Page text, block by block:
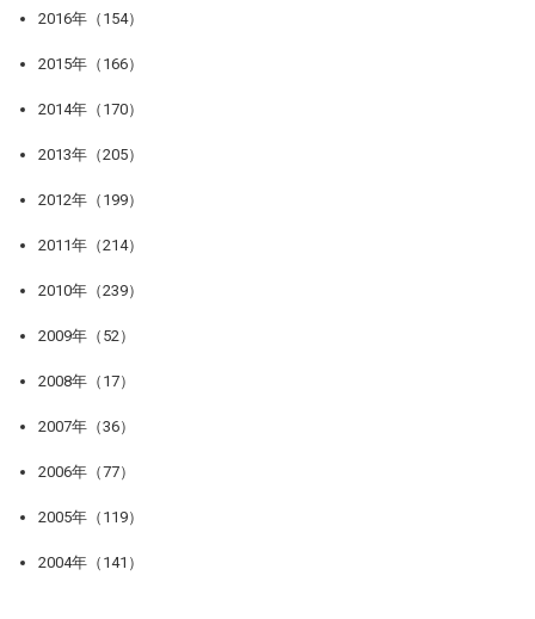
2016年（154）
2015年（166）
2014年（170）
2013年（205）
2012年（199）
2011年（214）
2010年（239）
2009年（52）
2008年（17）
2007年（36）
2006年（77）
2005年（119）
2004年（141）